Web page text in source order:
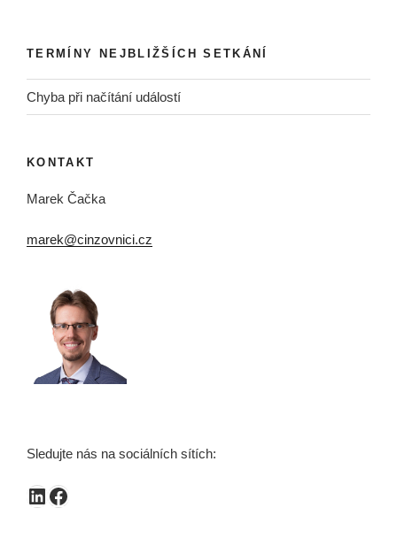
TERMÍNY NEJBLIŽŠÍCH SETKÁNÍ
Chyba při načítání událostí
KONTAKT
Marek Čačka
marek@cinzovnici.cz
Sledujte nás na sociálních sítích:
LinkedIn
Facebook